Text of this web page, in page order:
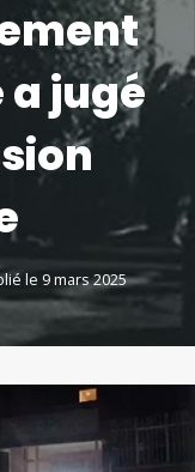
jugé
le 9 mars 2025